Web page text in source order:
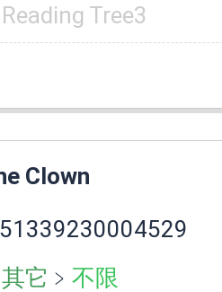
Tree3
Clown
其它 ﹥ 不限